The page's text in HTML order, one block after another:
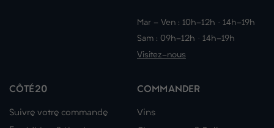
Mar - Ven : 10h-12h · 14h-19h
Sam : 09h-12h · 14h-19h
Visitez-nous
CÔTÉ20
Suivre votre commande
COMMANDER
Vins